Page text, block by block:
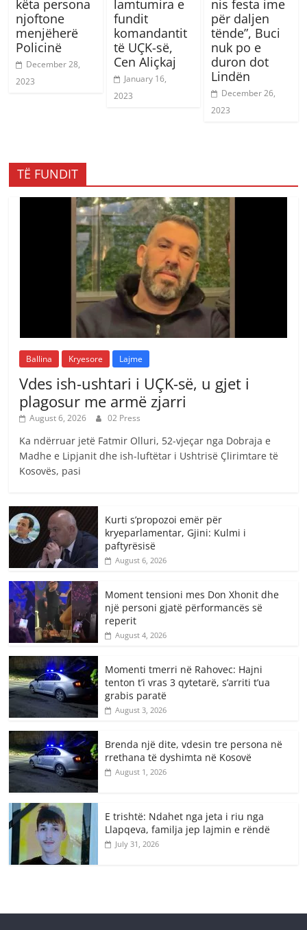
këta persona
njoftone
menjëherë
Policinë
December 28,
2023
lamtumira e
fundit
komandantit
të UÇK-së,
Cen Aliçkaj
January 16,
2023
nis festa ime
për daljen
tënde”, Buci
nuk po e
duron dot
Lindën
December 26,
2023
TË FUNDIT
Ballina Kryesore Lajme
Vdes ish-ushtari i UÇK-së, u gjet i
plagosur me armë zjarri
August 6, 2026 02 Press
Ka ndërruar jetë Fatmir Olluri, 52-vjeçar nga Dobraja e
Madhe e Lipjanit dhe ish-luftëtar i Ushtrisë Çlirimtare të
Kosovës, pasi
Kurti s’propozoi emër për
kryeparlamentar, Gjini: Kulmi i
paftyrësisë
August 6, 2026
Moment tensioni mes Don Xhonit dhe
një personi gjatë përformancës së
reperit
August 4, 2026
Momenti tmerri në Rahovec: Hajni
tenton t’i vras 3 qytetarë, s’arriti t’ua
grabis paratë
August 3, 2026
Brenda një dite, vdesin tre persona në
rrethana të dyshimta në Kosovë
August 1, 2026
E trishtë: Ndahet nga jeta i riu nga
Llapqeva, familja jep lajmin e rëndë
July 31, 2026